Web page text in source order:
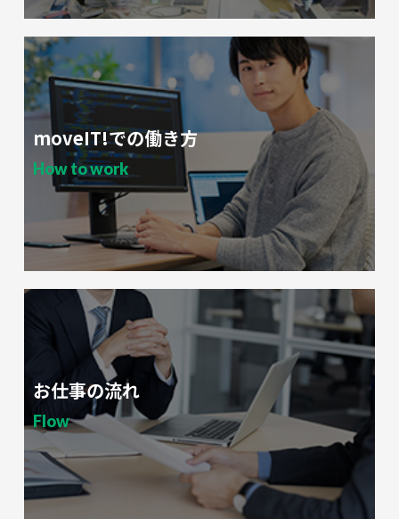
moveIT!での働き方
How to work
お仕事の流れ
Flow